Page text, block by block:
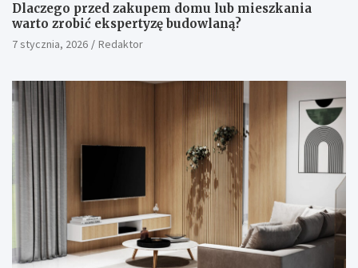
Dlaczego przed zakupem domu lub mieszkania
warto zrobić ekspertyzę budowlaną?
7 stycznia, 2026 Redaktor